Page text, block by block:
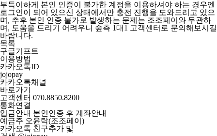
부득이하게 본인 인증이 불가한 계정을 이용하셔야 하는 경우엔
로그인이 되어 있으신 상태에서만 충전 진행을 도와드리고 있으
며, 추후 본인 인증 불가로 발생하는 문제는 조조페이와 무관하
며, 도움을 드리기 어려우니 숲측 1대1 고객센터로 문의해보시길
바랍니다.
목록
구글기프트
이용방법
카카오톡ID
jojopay
카카오톡채널
바로가기
고객센터 070.8850.8200
통화연결
입금안내 본인인증 후 계좌안내
예금주 오윤탁(조조페이)
카카오톡 친구추가 및